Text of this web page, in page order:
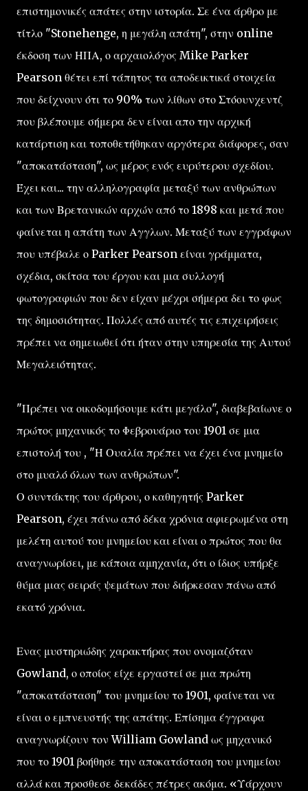
επιστημονικές απάτες στην ιστορία. Σε ένα άρθρο με
τίτλο "Stonehenge, η μεγάλη απάτη", στην online
έκδοση των ΗΠΑ, ο αρχαιολόγος Mike Parker
Pearson θέτει επί τάπητος τα αποδεικτικά στοιχεία
που δείχνουν ότι το 90% των λίθων στο Στόουνχεντζ
που βλέπουμε σήμερα δεν είναι απο την αρχική
κατάρτιση και τοποθετήθηκαν αργότερα διάφορες, σαν
"αποκατάσταση", ως μέρος ενός ευρύτερου σχεδίου.
Έχει και... την αλληλογραφία μεταξύ των ανθρώπων
και των Βρετανικών αρχών από το 1898 και μετά που
φαίνεται η απάτη των Αγγλων. Μεταξύ των εγγράφων
που υπέβαλε ο Parker Pearson είναι γράμματα,
σχέδια, σκίτσα του έργου και μια συλλογή
φωτογραφιών που δεν είχαν μέχρι σήμερα δει το φως
της δημοσιότητας. Πολλές από αυτές τις επιχειρήσεις
πρέπει να σημειωθεί ότι ήταν στην υπηρεσία της Αυτού
Μεγαλειότητας.
"Πρέπει να οικοδομήσουμε κάτι μεγάλο", διαβεβαίωνε ο
πρώτος μηχανικός το Φεβρουάριο του 1901 σε μια
επιστολή του , "Η Ουαλία πρέπει να έχει ένα μνημείο
στο μυαλό όλων των ανθρώπων".
Ο συντάκτης του άρθρου, ο καθηγητής Parker
Pearson, έχει πάνω από δέκα χρόνια αφιερωμένα στη
μελέτη αυτού του μνημείου και είναι ο πρώτος που θα
αναγνωρίσει, με κάποια αμηχανία, ότι ο ίδιος υπήρξε
θύμα μιας σειράς ψεμάτων που διήρκεσαν πάνω από
εκατό χρόνια.
Ενας μυστηριώδης χαρακτήρας που ονομαζόταν
Gowland, ο οποίος είχε εργαστεί σε μια πρώτη
"αποκατάσταση" του μνημείου το 1901, φαίνεται να
είναι ο εμπνευστής της απάτης. Επίσημα έγγραφα
αναγνωρίζουν τον William Gowland ως μηχανικό
που το 1901 βοήθησε την αποκατάσταση του μνημείου
αλλά και προσθεσε δεκάδες πέτρες ακόμα. «Υάρχουν